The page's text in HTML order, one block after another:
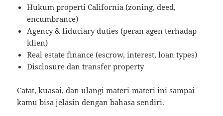
Hukum properti California (zoning, deed,
encumbrance)
Agency & fiduciary duties (peran agen terhadap
klien)
Real estate finance (escrow, interest, loan types)
Disclosure dan transfer property
Catat, kuasai, dan ulangi materi-materi ini sampai
kamu bisa jelasin dengan bahasa sendiri.